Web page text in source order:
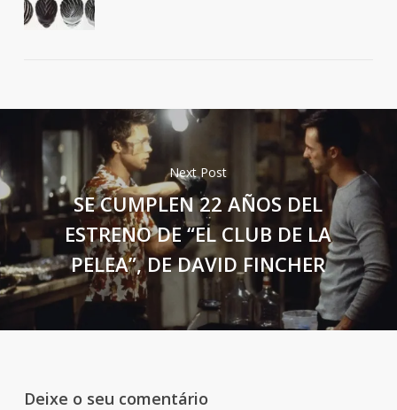
Next Post
SE CUMPLEN 22 AÑOS DEL
ESTRENO DE “EL CLUB DE LA
PELEA”, DE DAVID FINCHER
Deixe o seu comentário